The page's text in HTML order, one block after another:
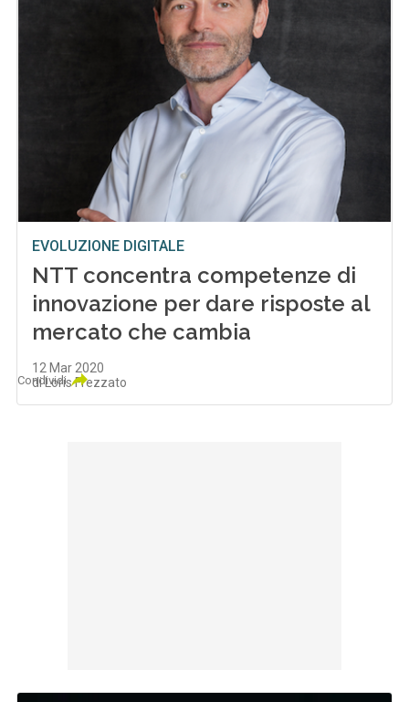
EVOLUZIONE DIGITALE
NTT concentra competenze di
innovazione per dare risposte al
mercato che cambia
12 Mar 2020
di Loris Frezzato
Condividi